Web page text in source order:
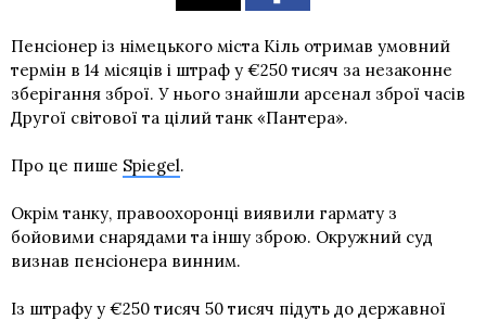
Пенсіонер із німецького міста Кіль отримав умовний
термін в 14 місяців і штраф у €250 тисяч за незаконне
зберігання зброї. У нього знайшли арсенал зброї часів
Другої світової та цілий танк «Пантера».
Про це пише Spiegel.
Окрім танку, правоохоронці виявили гармату з
бойовими снарядами та іншу зброю. Окружний суд
визнав пенсіонера винним.
Із штрафу у €250 тисяч 50 тисяч підуть до державної